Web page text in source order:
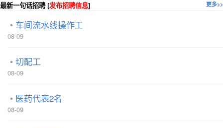
更多>>
最新一句话招聘 [发布招聘信息]
车间流水线操作工
08-09
切配工
08-09
医药代表2名
08-09